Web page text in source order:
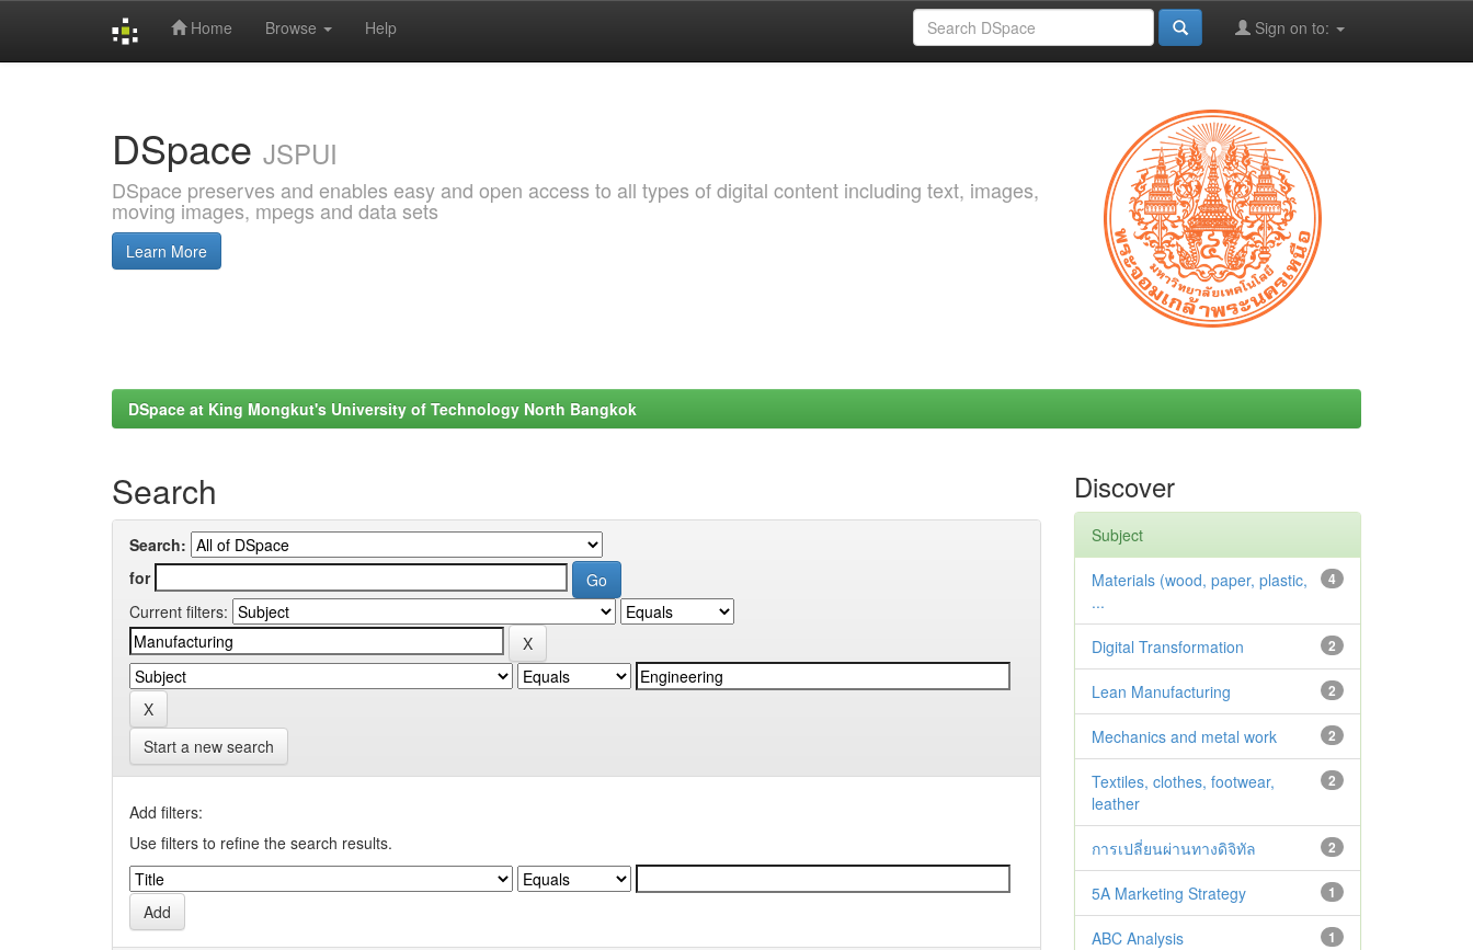
Home Browse Help Sign on to:
DSpace JSPUI
DSpace preserves and enables easy and open access to all types of digital content including text, images,
moving images, mpegs and data sets
Learn More
DSpace at King Mongkut's University of Technology North Bangkok
Search
Search:
for
Current filters:
Start a new search
Add filters:
Use filters to refine the search results.
Discover
Subject
4
Materials (wood, paper, plastic,
...
2
Digital Transformation
2
Lean Manufacturing
2
Mechanics and metal work
2
Textiles, clothes, footwear,
leather
2
การเปลี่ยนผ่านทางดิจิทัล
1
5A Marketing Strategy
1
ABC Analysis